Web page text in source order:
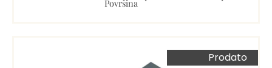
Površina
Prodato